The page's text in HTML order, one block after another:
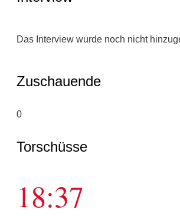
Das Interview wurde noch nicht
Zuschauende
0
Torschüsse
18:37